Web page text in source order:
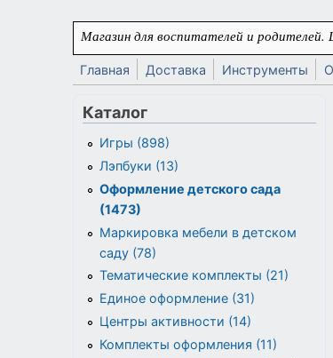
Перейти к основному содержанию
Магазин для воспитателей и
Главная Доставка Инструменты
Каталог
Игры (898)
Лэпбуки (13)
Оформление детского сада
(1473)
Маркировка мебели в детском
саду (78)
Тематические комплекты (21)
Единое оформление (31)
Центры активности (14)
Комплекты оформления (11)